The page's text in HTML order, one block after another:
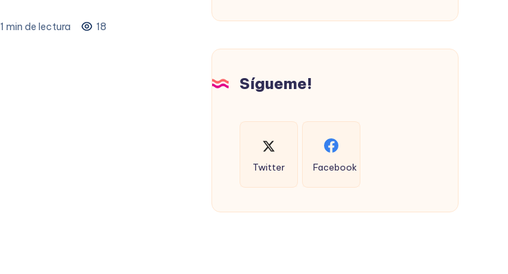
1 min de lectura 18
ÉXITO)
Sígueme!
Twitter Facebook